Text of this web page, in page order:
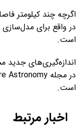
اگرچه چند کیلومتر
در واقع برای
است.
اندازه‌گیری‌های جدید
است.
اخبار مرتبط